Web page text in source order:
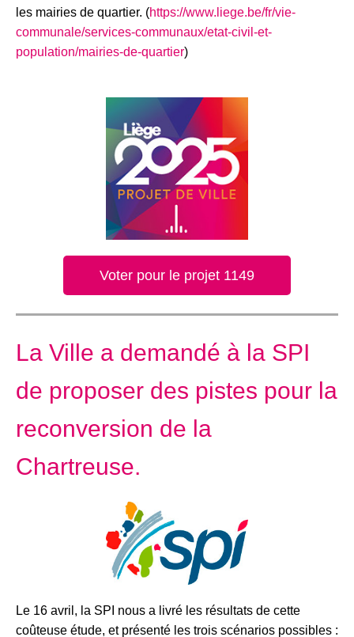
les mairies de quartier. (https://www.liege.be/fr/vie-
communale/services-communaux/etat-civil-et-
population/mairies-de-quartier)
Voter pour le projet 1149
La Ville a demandé à la SPI
de proposer des pistes pour la
reconversion de la
Chartreuse.
Le 16 avril, la SPI nous a livré les résultats de cette
coûteuse étude, et présenté les trois scénarios possibles :